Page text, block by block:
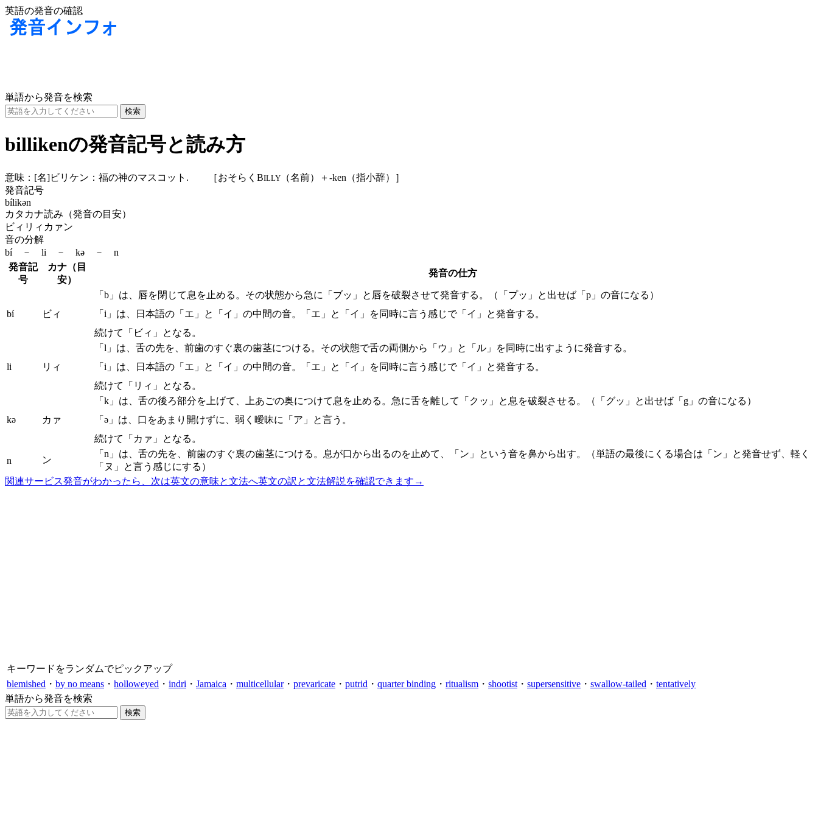
英語の発音の確認
単語から発音を検索
billikenの発音記号と読み方
意味： [名]ビリケン：福の神のマスコット. ［おそらくBILLY （名前）＋-ken（指小辞）］
発音記号
bílikən
カタカナ読み（発音の目安）
ビィリィカァン
音の分解
bí － li － kə － n
発音記
号
カナ（目
安）
発音の仕方
bí ビィ
「b」は、唇を閉じて息を止める。その状態から急に「ブッ」と唇を破裂させて発音する。（「プッ」と出せば「p」の音になる）
「i」は、日本語の「エ」と「イ」の中間の音。「エ」と「イ」を同時に言う感じで「イ」と発音する。
続けて「ビィ」となる。
li リィ
「l」は、舌の先を、前歯のすぐ裏の歯茎につける。その状態で舌の両側から「ウ」と「ル」を同時に出すように発音する。
「i」は、日本語の「エ」と「イ」の中間の音。「エ」と「イ」を同時に言う感じで「イ」と発音する。
続けて「リィ」となる。
kə カァ
「k」は、舌の後ろ部分を上げて、上あごの奥につけて息を止める。急に舌を離して「クッ」と息を破裂させる。（「グッ」と出せば「g」の音になる）
「ə」は、口をあまり開けずに、弱く曖昧に「ア」と言う。
続けて「カァ」となる。
n ン
「n」は、舌の先を、前歯のすぐ裏の歯茎につける。息が口から出るのを止めて、「ン」という音を鼻から出す。（単語の最後にくる場合は「ン」と発音せず、軽く
「ヌ」と言う感じにする）
関連サービス発音がわかったら、次は英文の意味と文法へ英文の訳と文法解説を確認できます →
キーワードをランダムでピックアップ
blemished ・ by no means ・ holloweyed ・ indri ・ Jamaica ・ multicellular・ prevaricate ・ putrid ・ quarter binding ・ ritualism ・ shootist ・ supersensitive ・ swallow-tailed ・ tentatively
単語から発音を検索